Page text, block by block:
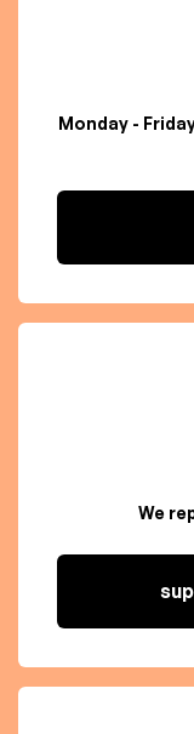
Monday -
We